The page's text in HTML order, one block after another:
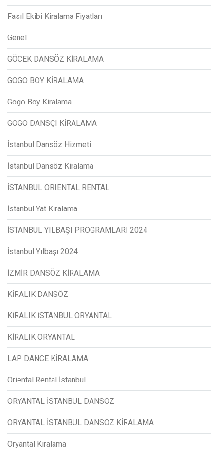
Fasıl Ekibi Kiralama Fiyatları
Genel
GÖCEK DANSÖZ KİRALAMA
GOGO BOY KİRALAMA
Gogo Boy Kiralama
GOGO DANSÇI KİRALAMA
İstanbul Dansöz Hizmeti
İstanbul Dansöz Kiralama
İSTANBUL ORIENTAL RENTAL
İstanbul Yat Kiralama
İSTANBUL YILBAŞI PROGRAMLARI 2024
İstanbul Yılbaşı 2024
İZMİR DANSÖZ KİRALAMA
KİRALIK DANSÖZ
KİRALIK İSTANBUL ORYANTAL
KİRALIK ORYANTAL
LAP DANCE KİRALAMA
Oriental Rental İstanbul
ORYANTAL İSTANBUL DANSÖZ
ORYANTAL İSTANBUL DANSÖZ KİRALAMA
Oryantal Kiralama